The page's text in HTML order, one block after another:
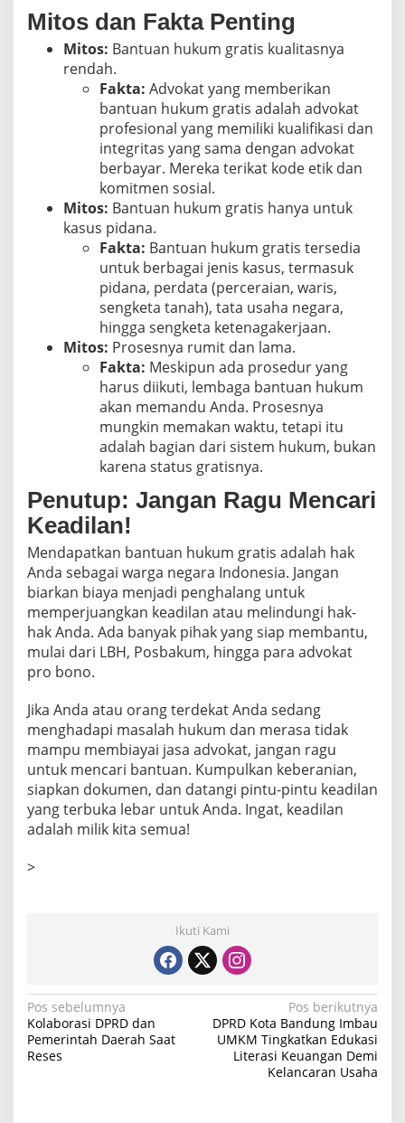
Mitos dan Fakta Penting
Mitos: Bantuan hukum gratis kualitasnya
rendah.
Fakta: Advokat yang memberikan
bantuan hukum gratis adalah advokat
profesional yang memiliki kualifikasi dan
integritas yang sama dengan advokat
berbayar. Mereka terikat kode etik dan
komitmen sosial.
Mitos: Bantuan hukum gratis hanya untuk
kasus pidana.
Fakta: Bantuan hukum gratis tersedia
untuk berbagai jenis kasus, termasuk
pidana, perdata (perceraian, waris,
sengketa tanah), tata usaha negara,
hingga sengketa ketenagakerjaan.
Mitos: Prosesnya rumit dan lama.
Fakta: Meskipun ada prosedur yang
harus diikuti, lembaga bantuan hukum
akan memandu Anda. Prosesnya
mungkin memakan waktu, tetapi itu
adalah bagian dari sistem hukum, bukan
karena status gratisnya.
Penutup: Jangan Ragu Mencari
Keadilan!
Mendapatkan bantuan hukum gratis adalah hak
Anda sebagai warga negara Indonesia. Jangan
biarkan biaya menjadi penghalang untuk
memperjuangkan keadilan atau melindungi hak-
hak Anda. Ada banyak pihak yang siap membantu,
mulai dari LBH, Posbakum, hingga para advokat
pro bono.
Jika Anda atau orang terdekat Anda sedang
menghadapi masalah hukum dan merasa tidak
mampu membiayai jasa advokat, jangan ragu
untuk mencari bantuan. Kumpulkan keberanian,
siapkan dokumen, dan datangi pintu-pintu keadilan
yang terbuka lebar untuk Anda. Ingat, keadilan
adalah milik kita semua!
>
Ikuti Kami
N
a
v
Pos sebelumnya
Kolaborasi DPRD dan
Pemerintah Daerah Saat
Reses
Pos berikutnya
DPRD Kota Bandung Imbau
UMKM Tingkatkan Edukasi
Literasi Keuangan Demi
Kelancaran Usaha